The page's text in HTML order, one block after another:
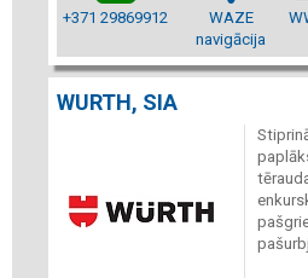
+371 29869912
WAZE
navigācija
WURTH, SIA